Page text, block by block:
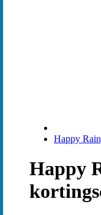
Happy
Happy